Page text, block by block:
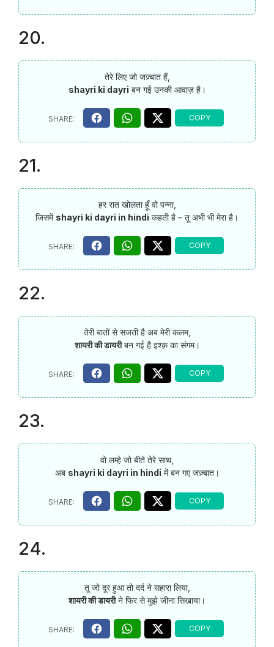
20.
तेरे लिए जो जज़्बात हैं,
shayri ki dayri बन गई उनकी आवाज़ है।
21.
हर रात खोलता हूँ वो पन्ना,
जिसमें shayri ki dayri in hindi कहती है – तू अभी भी मेरा है।
22.
तेरी बातों से सजती है अब मेरी कलम,
शायरी की डायरीबन गई है इश्क़ का संगम।
23.
वो लम्हे जो बीते तेरे साथ,
अब shayri ki dayri in hindi में बन गए जज़्बात।
24.
तू जो दूर हुआ तो दर्द ने सहारा लिया,
शायरी की डायरीने फिर से मुझे जीना सिखाया।